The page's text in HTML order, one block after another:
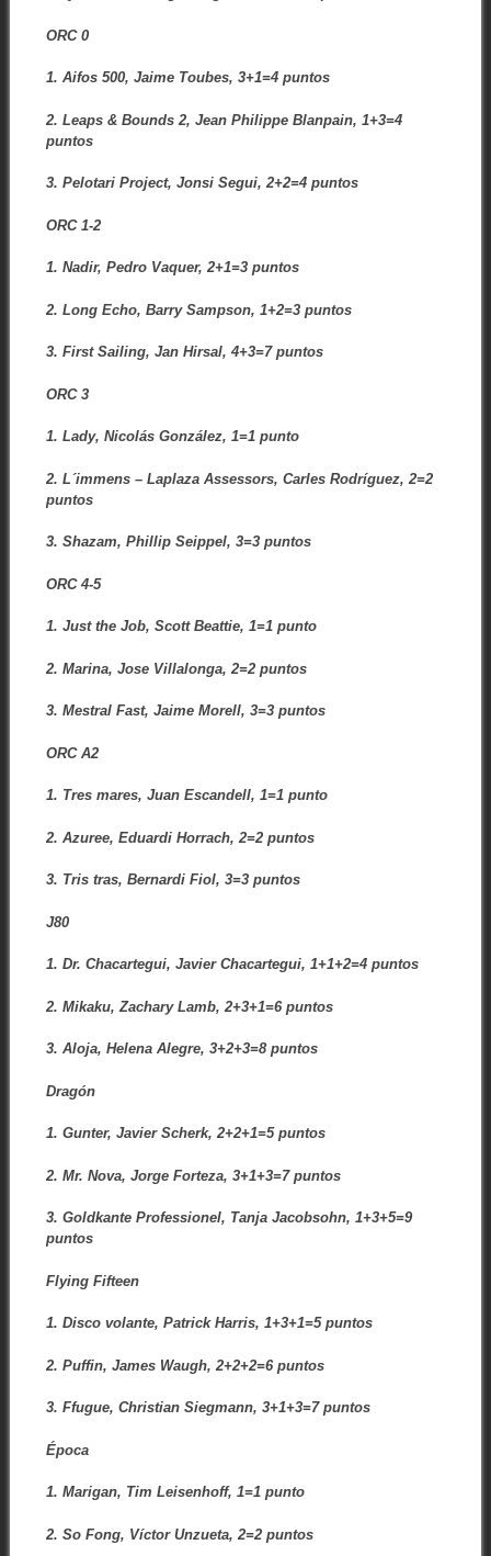
ORC 0
1. Aifos 500, Jaime Toubes, 3+1=4 puntos
2. Leaps & Bounds 2, Jean Philippe Blanpain, 1+3=4
puntos
3. Pelotari Project, Jonsi Segui, 2+2=4 puntos
ORC 1-2
1. Nadir, Pedro Vaquer, 2+1=3 puntos
2. Long Echo, Barry Sampson, 1+2=3 puntos
3. First Sailing, Jan Hirsal, 4+3=7 puntos
ORC 3
1. Lady, Nicolás González, 1=1 punto
2. L´immens – Laplaza Assessors, Carles Rodríguez, 2=2
puntos
3. Shazam, Phillip Seippel, 3=3 puntos
ORC 4-5
1. Just the Job, Scott Beattie, 1=1 punto
2. Marina, Jose Villalonga, 2=2 puntos
3. Mestral Fast, Jaime Morell, 3=3 puntos
ORC A2
1. Tres mares, Juan Escandell, 1=1 punto
2. Azuree, Eduardi Horrach, 2=2 puntos
3. Tris tras, Bernardi Fiol, 3=3 puntos
J80
1. Dr. Chacartegui, Javier Chacartegui, 1+1+2=4 puntos
2. Mikaku, Zachary Lamb, 2+3+1=6 puntos
3. Aloja, Helena Alegre, 3+2+3=8 puntos
Dragón
1. Gunter, Javier Scherk, 2+2+1=5 puntos
2. Mr. Nova, Jorge Forteza, 3+1+3=7 puntos
3. Goldkante Professionel, Tanja Jacobsohn, 1+3+5=9
puntos
Flying Fifteen
1. Disco volante, Patrick Harris, 1+3+1=5 puntos
2. Puffin, James Waugh, 2+2+2=6 puntos
3. Ffugue, Christian Siegmann, 3+1+3=7 puntos
Época
1. Marigan, Tim Leisenhoff, 1=1 punto
2. So Fong, Víctor Unzueta, 2=2 puntos